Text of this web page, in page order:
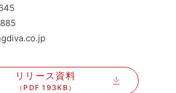
4885
リリース資料
（PDF 193KB）